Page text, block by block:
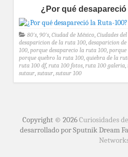
¿Por qué desapareció
80's, 90's, Ciudad de México, Ciudades
desaparicion de la ruta 100, desaparicion
100, porque desaparecio la ruta 100, porque
porque quebro la ruta 100, quiebra de la
ruta 100 df, ruta 100 fotos, ruta 100 galeria,
sutaur, sutaur, sutaur 100
Copyright © 2026Curiosidades
desarrollado por Sputnik Dream